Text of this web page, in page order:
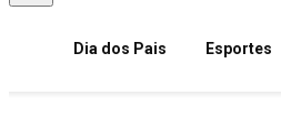
Dia dos Pais Esportes